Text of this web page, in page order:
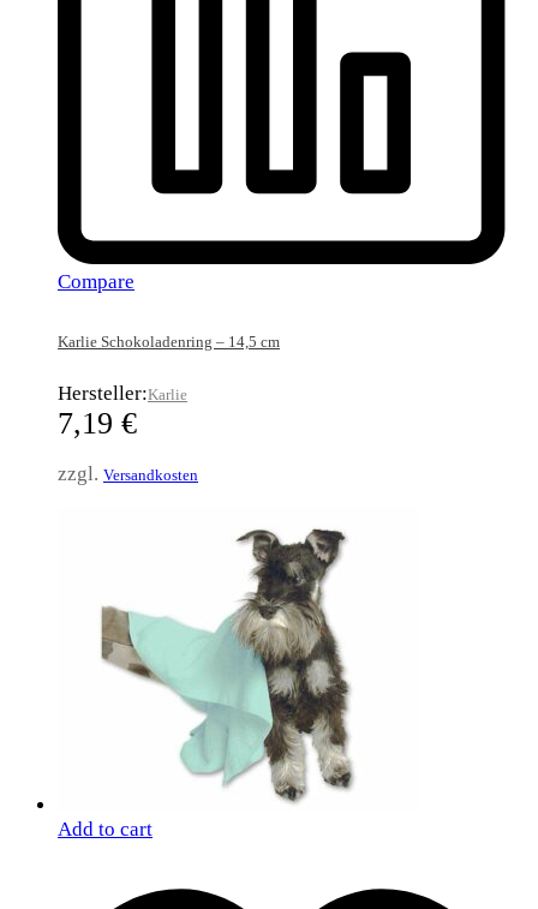
Compare
Karlie Schokoladenring – 14,5 cm
Hersteller:Karlie
7,19 €
zzgl. Versandkosten
Add to cart